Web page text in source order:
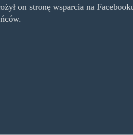
on stronę wsparcia na